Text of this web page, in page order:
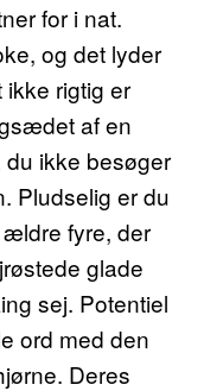
for i nat.
og det lyder
rigtig er
af en
du ikke besøger
Pludselig er du
fyre, der
glade
sej. Potentiel
ord med den
Deres